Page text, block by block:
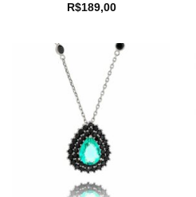
R$189,00